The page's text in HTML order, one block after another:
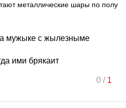
металлические шары по полу
мужыке с жылезныме
ими брякаит
0/ 1